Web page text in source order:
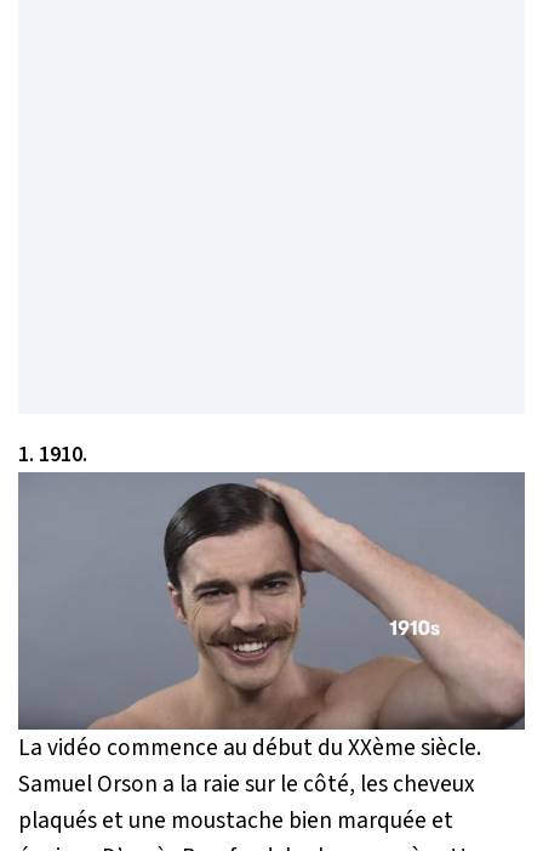
1. 1910.
La vidéo commence au début du XXème siècle.
Samuel Orson a la raie sur le côté, les cheveux
plaqués et une moustache bien marquée et